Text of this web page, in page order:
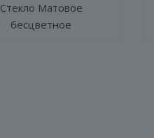
Стекло Матовое
бесцветное